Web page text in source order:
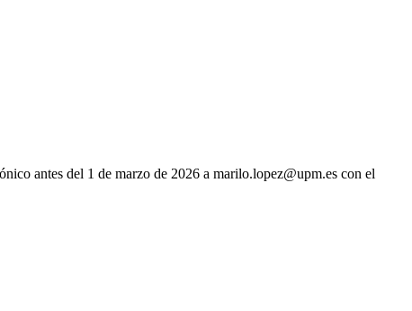
antes del 1 de marzo de 2026 a marilo.lopez@upm.es con el